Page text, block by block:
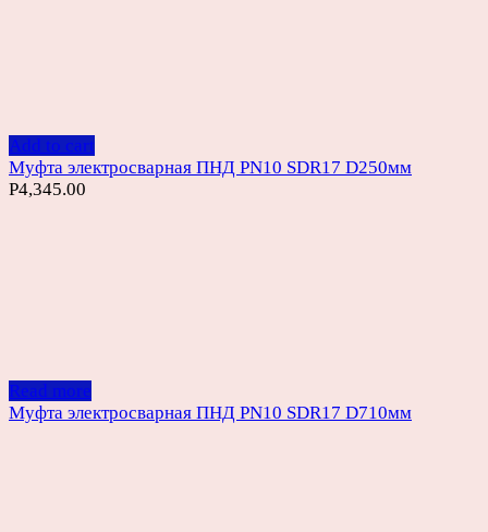
Add to cart
Муфта электросварная ПНД PN10 SDR17 D250мм
Р4,345.00
Read more
Муфта электросварная ПНД PN10 SDR17 D710мм